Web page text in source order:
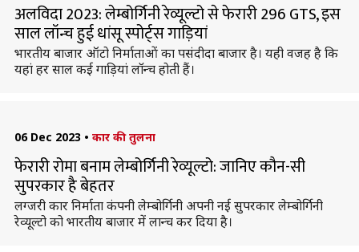
अलविदा 2023: लेम्बोर्गिनी रेव्यूल्टो से फेरारी 296 GTS, इस
साल लॉन्च हुई धांसू स्पोर्ट्स गाड़ियां
भारतीय बाजार ऑटो निर्माताओं का पसंदीदा बाजार है। यही वजह है कि
यहां हर साल कई गाड़ियां लॉन्च होती हैं।
06 Dec 2023 • कार की तुलना
फेरारी रोमा बनाम लेम्बोर्गिनी रेव्यूल्टो: जानिए कौन-सी
सुपरकार है बेहतर
लग्जरी कार निर्माता कंपनी लेम्बोर्गिनी अपनी नई सुपरकार लेम्बोर्गिनी
रेव्यूल्टो को भारतीय बाजार में लान्च कर दिया है।